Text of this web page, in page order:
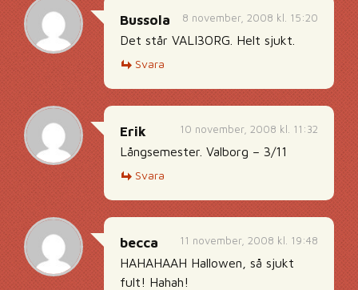
8 november, 2008 kl. 15:20
Bussola
Det står VALI3ORG. Helt sjukt.
Svara
10 november, 2008 kl. 11:32
Erik
Långsemester. Valborg – 3/11
Svara
11 november, 2008 kl. 19:48
becca
HAHAHAAH Hallowen, så sjukt
fult! Hahah!